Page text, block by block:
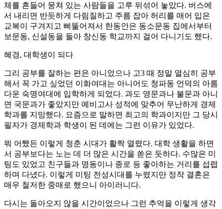
체를 흔들어 뭉쳐 있는 사람들을 고루 뒤섞어 놓았다. 버스에
서 내리면 반듯하게 다림질하고 주름 잡아 허리를 매어 입은
교복이 구겨지고 삐뚤어져서 한동안은 동소문동 집에서부터
보문동, 신설동을 돌아 창신동 학교까지 걸어 다니기도 했다.
혜경, 대학생이 되다
그리 공부를 잘하는 편은 아니었으나 고3 때 정말 열심히 공부
해서 꼭 가고 싶었던 이화여대는 아니어도 청파동 언덕의 아름
다운 숙명여대에 입학하게 되었다. 과도 영문과나 불문과 아니
면 국문과가 좋았지만 예비고사 성적에 맞추어 무난하게 경제
학과를 지망했다. 요즘으로 말하면 최고의 학과이지만 그 당시
필자가 경제학과 학생이 된 데에는 그런 이유가 있었다.
뭐 어쨌든 이렇게 청춘 시대가 활짝 열렸다. 대학 생활을 하면
서 공부보다는 노는 데 더 많은 시간을 쏟은 듯하다. 수많은 미
팅도 있었고 친구들과 명동이나 종로 등 좋아하는 거리를 섭렵
하며 다녔다. 이렇게 미팅 전성시대를 누렸지만 정작 결혼은
매우 철저한 중매로 했으니 아이러니다.
다시는 돌아오지 않을 시간이었으나 그런 추억을 이렇게 생각